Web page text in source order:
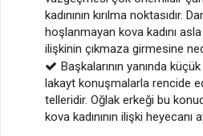
kadınının kırılma noktasıdır.
hoşlanmayan kova kadını
ilişkinin çıkmaza girmesine
Başkalarının yanında
lakayt konuşmalarla rencide
telleridir. Oğlak erkeği bu
kova kadınının ilişki heyecanı